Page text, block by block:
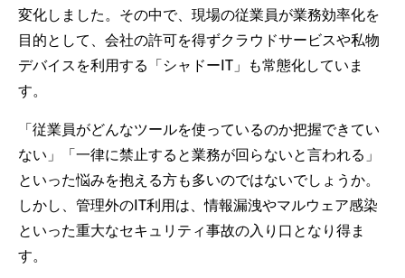
変化しました。その中で、現場の従業員が業務効率化を
目的として、会社の許可を得ずクラウドサービスや私物
デバイスを利用する「シャドーIT」も常態化していま
す。
「従業員がどんなツールを使っているのか把握できてい
ない」「一律に禁止すると業務が回らないと言われる」
といった悩みを抱える方も多いのではないでしょうか。
しかし、管理外のIT利用は、情報漏洩やマルウェア感染
といった重大なセキュリティ事故の入り口となり得ま
す。